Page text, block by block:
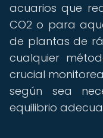
acuarios que
CO2 o para
de plantas de
cualquier
crucial
según sea
equilibrio